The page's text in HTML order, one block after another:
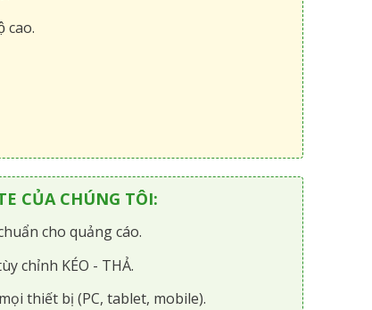
cao.
CỦA CHÚNG TÔI:
cho quảng cáo.
chỉnh KÉO - THẢ.
thiết bị (PC, tablet, mobile).